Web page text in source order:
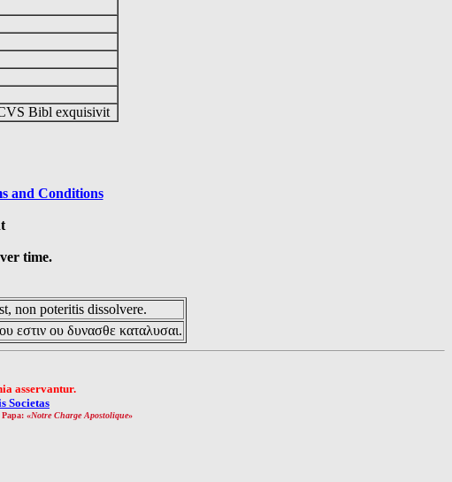
Bibl exquisivit
and Conditions
time.
non poteritis dissolvere.
εστιν ου δυνασθε καταλυσαι.
asservantur.
Societas
«Notre Charge Apostolique»